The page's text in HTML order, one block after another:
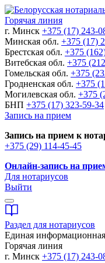
Горячая линия
г. Минск +375 (17) 243-
Минская обл. +375 (17)
Брестская обл. +375
Витебская обл. +375
Гомельская обл. +375
Гродненская обл. +375
Могилевская обл. +375
БНП +375 (17) 323-59-34
Запись на прием
Запись на прием к
+375 (29) 114-45-45
Онлайн-запись на
Для нотариусов
Выйти
Раздел для нотариусов
Единая
Горячая линия
г. Минск +375 (17) 243-